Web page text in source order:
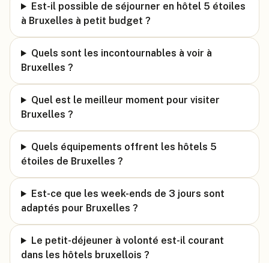
Est-il possible de séjourner en hôtel 5 étoiles
à Bruxelles à petit budget ?
Quels sont les incontournables à voir à
Bruxelles ?
Quel est le meilleur moment pour visiter
Bruxelles ?
Quels équipements offrent les hôtels 5
étoiles de Bruxelles ?
Est-ce que les week-ends de 3 jours sont
adaptés pour Bruxelles ?
Le petit-déjeuner à volonté est-il courant
dans les hôtels bruxellois ?